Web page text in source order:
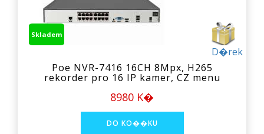
D�rek
Skladem
Poe NVR-7416 16CH 8Mpx, H265
rekorder pro 16 IP kamer, CZ menu
8980 K�